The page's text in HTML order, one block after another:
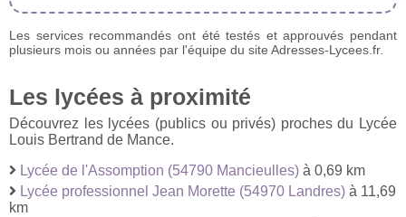
Les services recommandés ont été testés et approuvés pendant
plusieurs mois ou années par l'équipe du site Adresses-Lycees.fr.
Les lycées à proximité
Découvrez les lycées (publics ou privés) proches du Lycée
Louis Bertrand de Mance.
Lycée de l'Assomption (54790 Mancieulles) à 0,69 km
Lycée professionnel Jean Morette (54970 Landres) à 11,69
km